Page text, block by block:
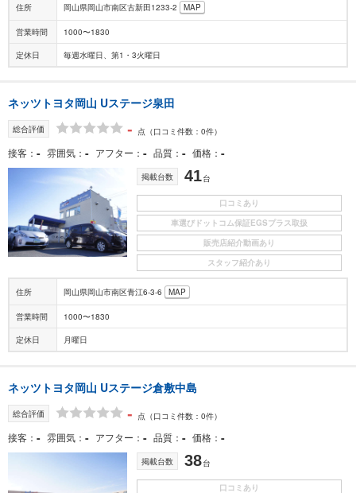
住所 岡山県岡山市南区古新田1233-2 MAP
営業時間 1000〜1830
定休日 毎週水曜日、第1・3火曜日
ネッツトヨタ岡山 Uステージ泉田
総合評価 - 点 （口コミ件数：0件）
接客 - 雰囲気 - アフター - 品質 - 価格 -
掲載台数 41台
口コミあり
車選びドットコム保証EGSプラス取扱
販売店紹介動画あり
スタッフ紹介あり
住所 岡山県岡山市南区青江6-3-6 MAP
営業時間 1000〜1830
定休日 月曜日
ネッツトヨタ岡山 Uステージ倉敷中島
総合評価 - 点 （口コミ件数：0件）
接客 - 雰囲気 - アフター - 品質 - 価格 -
掲載台数 38台
口コミあり